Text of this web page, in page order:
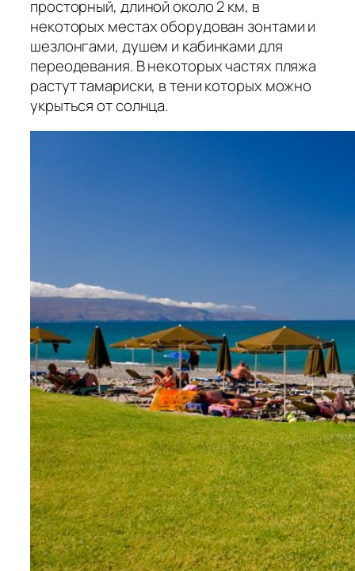
просторный, длиной около 2 км, в
некоторых местах оборудован зонтами и
шезлонгами, душем и кабинками для
переодевания. В некоторых частях пляжа
растут тамариски, в тени которых можно
укрыться от солнца.